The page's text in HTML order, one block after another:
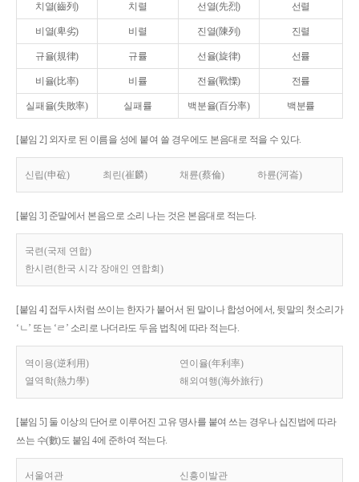
치열(齒列) 치렬 선열(先烈) 선렬
비열(卑劣) 비렬 진열(陳列) 진렬
규율(規律) 규률 선율(旋律) 선률
비율(比率) 비률 전율(戰慄) 전률
실패율(失敗率) 실패률 백분율(百分率) 백분률
[붙임 2] 외자로 된 이름을 성에 붙여 쓸 경우에도 본음대로 적을 수 있다.
신립(申砬) 최린(崔麟) 채륜(蔡倫) 하륜(河崙)
[붙임 3] 준말에서 본음으로 소리 나는 것은 본음대로 적는다.
국련(국제 연합)
한시련(한국 시각 장애인 연합회)
[붙임 4] 접두사처럼 쓰이는 한자가 붙어서 된 말이나 합성어에서, 뒷말의 첫소리가
‘ㄴ’ 또는 ‘ㄹ’ 소리로 나더라도 두음 법칙에 따라 적는다.
역이용(逆利用)
연이율(年利率)
열역학(熱力學)
해외여행(海外旅行)
[붙임 5] 둘 이상의 단어로 이루어진 고유 명사를 붙여 쓰는 경우나 십진법에 따라
쓰는 수(數)도 붙임 4에 준하여 적는다.
서울여관 신흥이발관